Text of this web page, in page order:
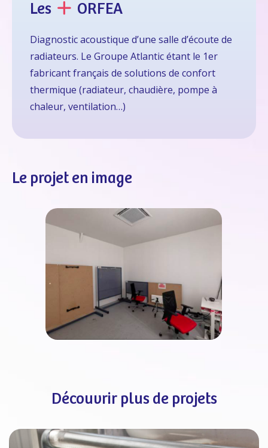
Les ORFEA
Diagnostic acoustique d’une salle d’écoute de
radiateurs. Le Groupe Atlantic étant le 1er
fabricant français de solutions de confort
thermique (radiateur, chaudière, pompe à
chaleur, ventilation…)
Le projet en image
Découvrir plus de projets